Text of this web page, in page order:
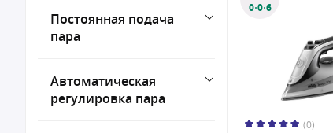
Постоянная подача
пара
Автоматическая
регулировка пара
0·0·6
(0)